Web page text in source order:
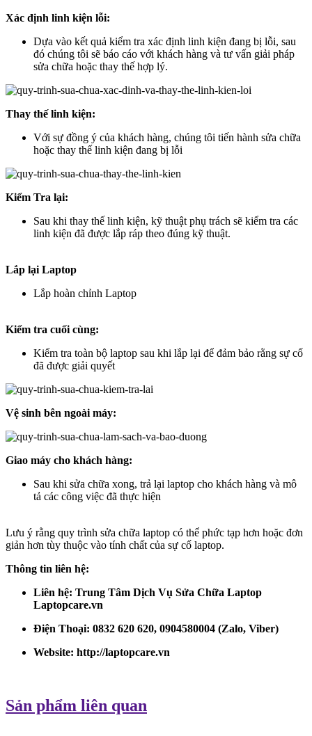
Xác định linh kiện lỗi:
Dựa vào kết quả kiểm tra xác định linh kiện đang bị lỗi, sau
đó chúng tôi sẽ báo cáo với khách hàng và tư vấn giải pháp
sửa chữa hoặc thay thế hợp lý.
Thay thế linh kiện:
Với sự đồng ý của khách hàng, chúng tôi tiến hành sửa chữa
hoặc thay thế linh kiện đang bị lỗi
Kiểm Tra lại:
Sau khi thay thế linh kiện, kỹ thuật phụ trách sẽ kiểm tra các
linh kiện đã được lắp ráp theo đúng kỹ thuật.
Lắp lại Laptop
Lắp hoàn chỉnh Laptop
Kiểm tra cuối cùng:
Kiểm tra toàn bộ laptop sau khi lắp lại để đảm bảo rằng sự cố
đã được giải quyết
Vệ sinh bên ngoài máy:
Giao máy cho khách hàng:
Sau khi sửa chữa xong, trả lại laptop cho khách hàng và mô
tả các công việc đã thực hiện
Lưu ý rằng quy trình sửa chữa laptop có thể phức tạp hơn hoặc đơn
giản hơn tùy thuộc vào tính chất của sự cố laptop.
Thông tin liên hệ:
Liên hệ: Trung Tâm Dịch Vụ Sửa Chữa Laptop
Laptopcare.vn
Điện Thoại: 0832 620 620, 0904580004 (Zalo, Viber)
Website: http://laptopcare.vn
Sản phẩm liên quan